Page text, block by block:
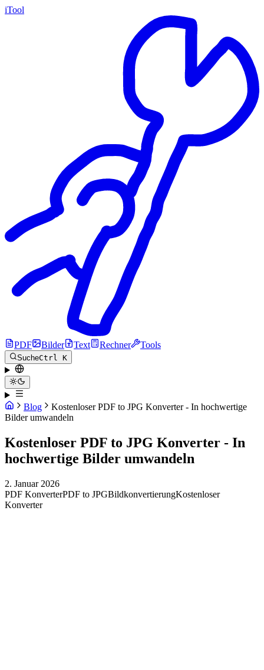
iTool
PDF Bilder Text Rechner Tools
SucheCtrl K
Blog
Kostenloser PDF to JPG Konverter - In hochwertige
Bilder umwandeln
Kostenloser PDF to JPG Konverter - In
hochwertige Bilder umwandeln
2. Januar 2026
PDF KonverterPDF to JPGBildkonvertierungKostenloser
Konverter